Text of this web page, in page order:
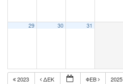
29 30 31
2023 ΔΕΚ ΦΕΒ 2025